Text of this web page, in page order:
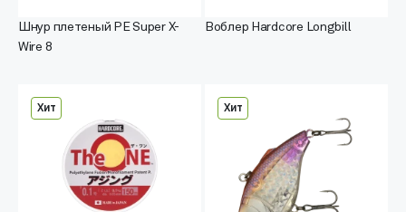
Шнур плетеный PE Super X-
Wire 8
Воблер Hardcore Longbill
Хит Хит